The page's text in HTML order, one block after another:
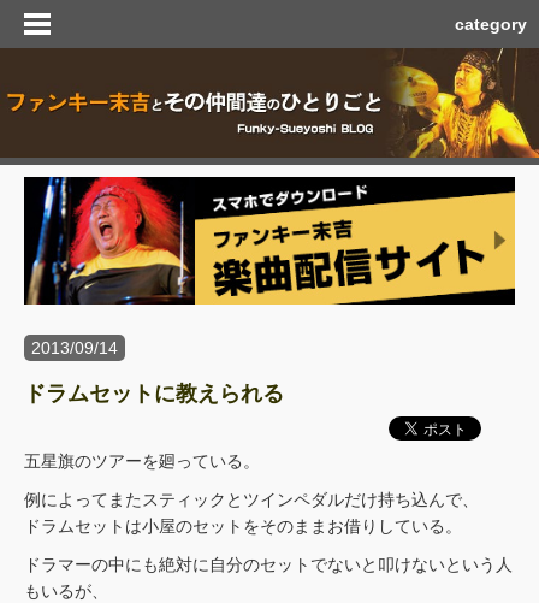
category
2013/09/14
ドラムセットに教えられる
五星旗のツアーを廻っている。
例によってまたスティックとツインペダルだけ持ち込んで、
ドラムセットは小屋のセットをそのままお借りしている。
ドラマーの中にも絶対に自分のセットでないと叩けないという人
もいるが、